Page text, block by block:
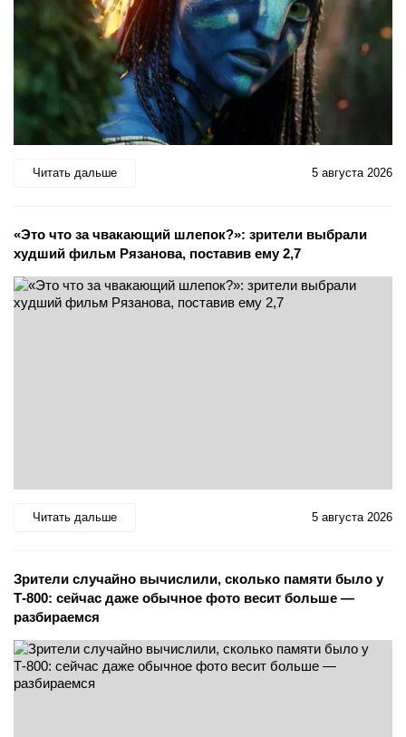
Читать дальше 5 августа 2026
«Это что за чвакающий шлепок?»: зрители выбрали
худший фильм Рязанова, поставив ему 2,7
Читать дальше 5 августа 2026
Зрители случайно вычислили, сколько памяти было у
Т-800: сейчас даже обычное фото весит больше —
разбираемся